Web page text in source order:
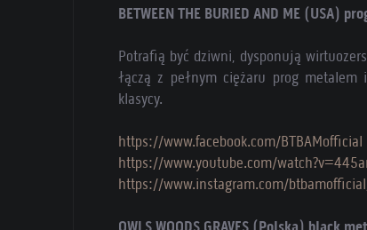
BETWEEN THE BURIED AND ME (USA)
Potrafią być dziwni, dysponują
łączą z pełnym ciężaru prog
klasycy.
https://www.facebook.com/BTBAMofficial
https://www.youtube.com/
https://www.instagram.com/